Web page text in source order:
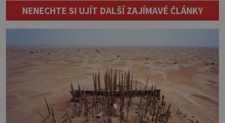
[…]
Budete potřebovat: – zbytky barevně
sladěných bavlněných látek – 0,5 m
látky na vnitřní polštářek – duté
jednostranně nalepovacího […]
NENECHTE SI UJÍT DALŠÍ ZAJÍMAVÉ ČLÁNKY